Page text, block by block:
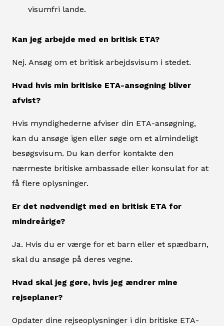
visumfri lande.
Kan jeg arbejde med en britisk ETA?
Nej. Ansøg om et britisk arbejdsvisum i stedet.
Hvad hvis min britiske ETA-ansøgning bliver
afvist?
Hvis myndighederne afviser din ETA-ansøgning,
kan du ansøge igen eller søge om et almindeligt
besøgsvisum. Du kan derfor kontakte den
nærmeste britiske ambassade eller konsulat for at
få flere oplysninger.
Er det nødvendigt med en britisk ETA for
mindreårige?
Ja. Hvis du er værge for et barn eller et spædbarn,
skal du ansøge på deres vegne.
Hvad skal jeg gøre, hvis jeg ændrer mine
rejseplaner?
Opdater dine rejseoplysninger i din britiske ETA-